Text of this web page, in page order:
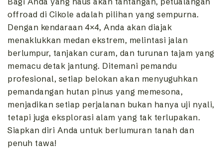
offroad di Cikole adalah pilihan yang sempurna.
Dengan kendaraan 4×4, Anda akan diajak
menaklukkan medan ekstrem, melintasi jalan
berlumpur, tanjakan curam, dan turunan tajam yang
memacu detak jantung. Ditemani pemandu
profesional, setiap belokan akan menyuguhkan
pemandangan hutan pinus yang memesona,
menjadikan setiap perjalanan bukan hanya uji nyali,
tetapi juga eksplorasi alam yang tak terlupakan.
Siapkan diri Anda untuk berlumuran tanah dan
penuh tawa!